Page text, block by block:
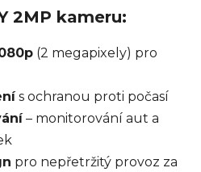
2MP kameru:
(2 megapixely) pro
s ochranou proti počasí
– monitorování aut a
pro nepřetržitý provoz za